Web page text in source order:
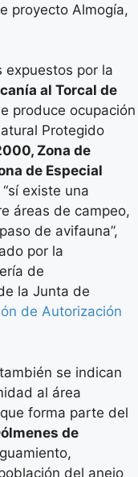
proyecto Almogía,
expuestos por la
al Torcal de
produce ocupación
Protegido
Zona de
de Especial
“sí existe una
áreas de campeo,
de avifauna”,
por la
de
la Junta de
de Autorización
se indican
al área
forma parte del
de
del anejo